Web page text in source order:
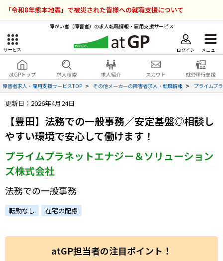
「令和8年熊本地震」で被災された皆様への就職支援について
障がい者（障害者）の求人転職情報・雇用支援サービス
サービス ログイン メニュー
atGPトップ 求人検索 求人紹介 スカウト
就労移行支援
障害者求人・雇用支援サービスTOP
その他メーカーの障害者求人・転職情報 プライムプ
更新日：2026年4月24日
【豊田】法務での一般事務／安定基盤◎相談し
やすい環境で安心して働けます！
プライムプラネットエナジー＆ソリューション
ズ株式会社
法務での一般事務
転勤なし 在宅の配慮
atGP担当者の注目ポイント！
障害者雇用のアットジーピー
サービスラインナップ
就転職支援サービス
障害者専門の就転職支援サービス
障害者アスリート専門の就転職支援サービス
ログイン 会員登録 無料
atGPトップ
各種サービス
求人を検索する
求人を紹介してもらう
スカウトを受ける